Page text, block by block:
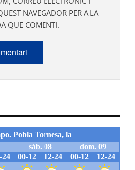
NAVEGADOR PER A LA
QUE COMENTI.